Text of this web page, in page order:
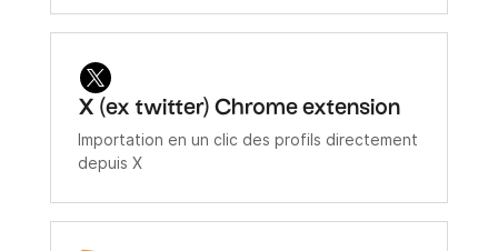
X (ex twitter) Chrome extension
Importation en un clic des profils directement
depuis X